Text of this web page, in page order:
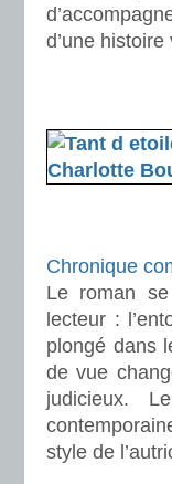
d’une
Chronique
Le roman
lecteur :
plongé dans
de vue
judicieux.
style de